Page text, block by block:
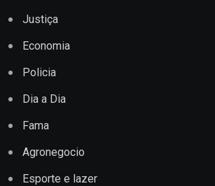
Justiça
Economia
Policia
Dia a Dia
Fama
Agronegocio
Esporte e lazer